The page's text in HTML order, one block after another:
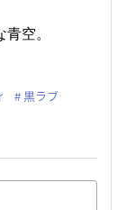
空。
黒ラブ